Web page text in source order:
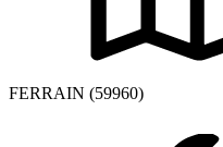
FERRAIN (59960)